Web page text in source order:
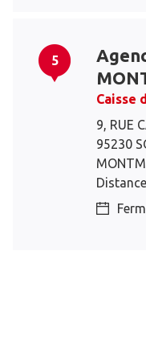
5
Caisse
9, RUE
95230